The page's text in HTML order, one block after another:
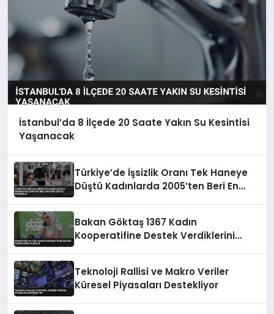
İstanbul’da 8 İlçede 20 Saate Yakın Su Kesintisi
Yaşanacak
Türkiye’de İşsizlik Oranı Tek Haneye
Düştü Kadınlarda 2005’ten Beri En
Bakan Göktaş 1367 Kadın
Kooperatifine Destek Verdiklerini
Teknoloji Rallisi ve Makro Veriler
Küresel Piyasaları Destekliyor